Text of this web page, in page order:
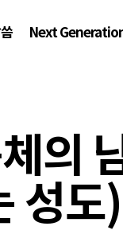
Next
의
성도)